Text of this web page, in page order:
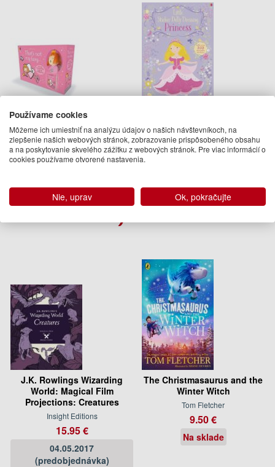
Thats Not My Fairy Book and
Plush
Fiona Watt
20.50 €
Princess
Fiona Watt
8.95 €
Podobné knihy
J.K. Rowlings Wizarding
World: Magical Film
Projections: Creatures
Insight Editions
15.95 €
04.05.2017
(predobjednávka)
The Christmasaurus and the
Winter Witch
Tom Fletcher
9.50 €
Na sklade
Používame cookies
Môžeme ich umiestniť na analýzu údajov o našich návštevníkoch, na
zlepšenie našich webových stránok, zobrazovanie prispôsobeného obsahu
a na poskytovanie skvelého zážitku z webových stránok. Pre viac informácií o
cookies používame otvorené nastavenia.
Nie, uprav Ok, pokračujte